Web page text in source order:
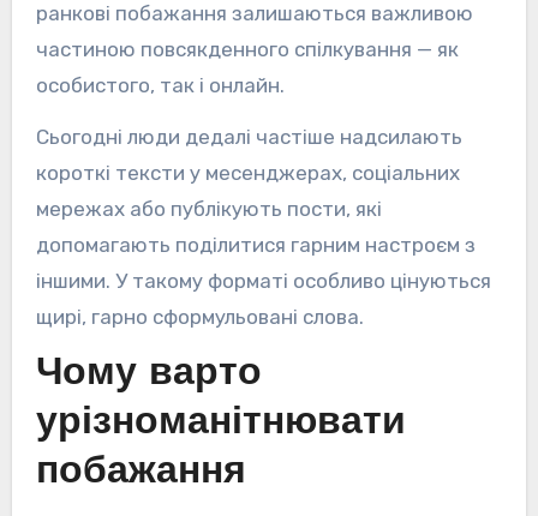
ранкові побажання залишаються важливою
частиною повсякденного спілкування — як
особистого, так і онлайн.
Сьогодні люди дедалі частіше надсилають
короткі тексти у месенджерах, соціальних
мережах або публікують пости, які
допомагають поділитися гарним настроєм з
іншими. У такому форматі особливо цінуються
щирі, гарно сформульовані слова.
Чому варто
урізноманітнювати
побажання